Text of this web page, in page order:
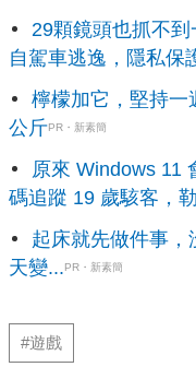
29顆鏡頭也抓不
自駕車逃逸，隱私保
檸檬加它，堅持一
公斤PR・新素簡
原來 Windows 11
碼追蹤 19 歲駭客，
起床就先做件事，
天變...PR・新素簡
#遊戲